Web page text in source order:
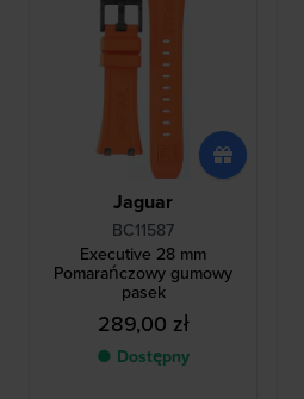
Jaguar
BC11587
Executive 28 mm
Pomarańczowy gumowy
pasek
289,00 zł
● Dostępny